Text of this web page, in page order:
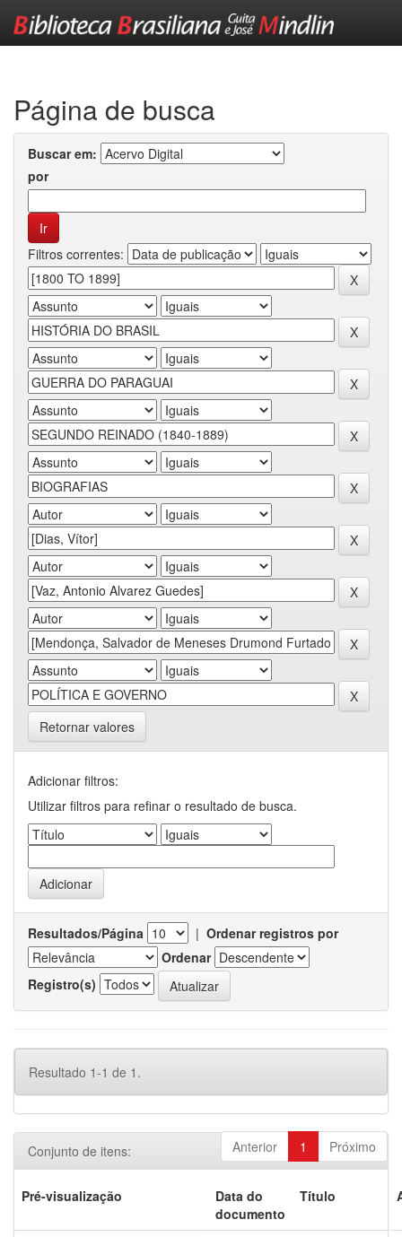
Página de busca
Buscar em:
por
Filtros correntes:
Retornar valores
Adicionar filtros:
Utilizar filtros para refinar o resultado de busca.
Resultados/Página | Ordenar registros por
Ordenar
Registro(s)
Resultado 1-1 de 1.
Anterior 1 Próximo
Conjunto de itens:
Pré-visualização
Data do
documento
Título